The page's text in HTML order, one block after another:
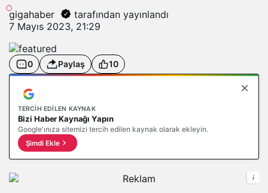
gigahaber
tarafından yayınlandı
7 Mayıs 2023, 21:29
0 Paylaş 10
TERCIH EDILEN KAYNAK
Bizi Haber Kaynağı Yapın
Google'ınıza sitemizi tercih edilen kaynak olarak ekleyin.
Şimdi Ekle
i